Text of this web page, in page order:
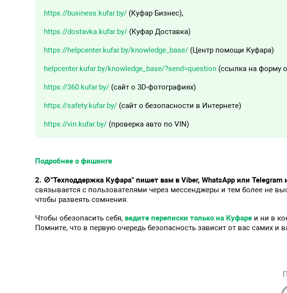
https://business.kufar.by/ (Куфар Бизнес),
https://dostavka.kufar.by/ (Куфар Доставка)
https://helpcenter.kufar.by/knowledge_base/ (Центр помощи Куфара)
helpcenter.kufar.by/knowledge_base/?send=question (ссылка на форму
https://360.kufar.by/ (сайт о 3D-фотографиях)
https://safety.kufar.by/ (сайт о безопасности в Интернете)
https://vin.kufar.by/ (проверка авто по VIN)
Подробнее о фишинге
2. 🚫"Техподдержка Куфара" пишет вам в Viber, WhatsApp или
связывается с пользователями через мессенджеры и тем более не
чтобы развеять сомнения.
Чтобы обезопасить себя, ведите переписки только на Куфаре и ни в
Помните, что в первую очередь безопасность зависит от вас самих и